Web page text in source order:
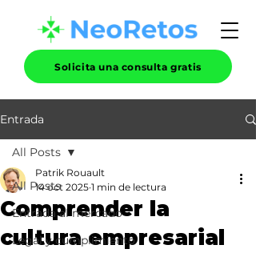
Solicita una consulta gratis
Entrada
All Posts
Entrada al mercado
Legal y cumplimiento
All Posts
Comprender la
cultura empresarial
Patrik Rouault
14 oct 2025 1 min de lectura